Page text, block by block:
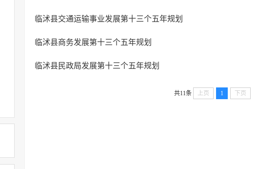
临沭县交通运输事业发展第十三个五年规划
临沭县商务发展第十三个五年规划
临沭县民政局发展第十三个五年规划
共11条 上页 1 下页